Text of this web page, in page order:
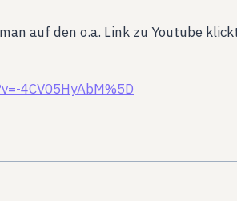
auf den o.a. Link zu Youtube
4CV05HyAbM%5D